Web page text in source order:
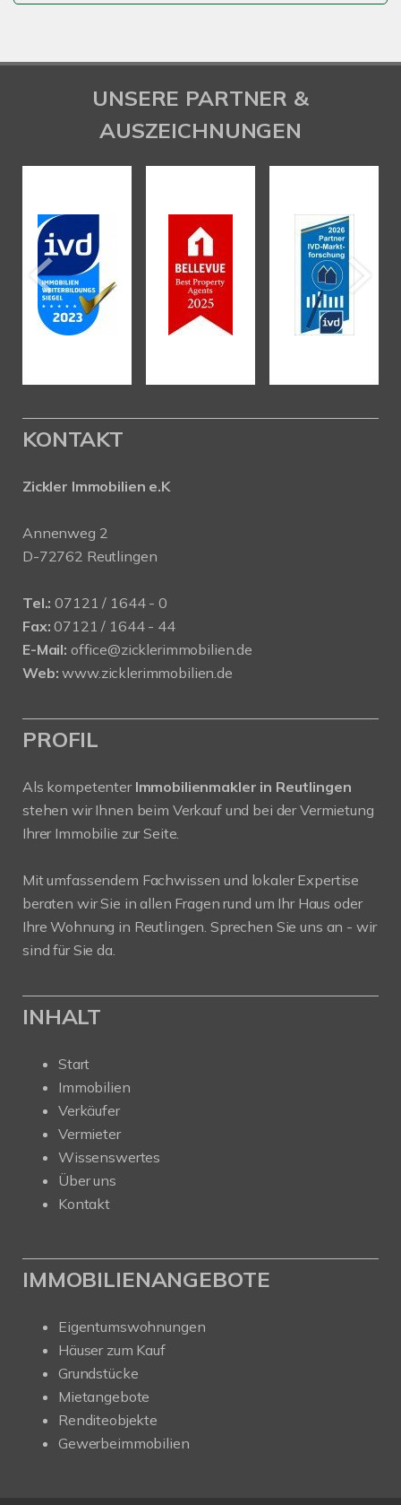
UNSERE PARTNER &
AUSZEICHNUNGEN
KONTAKT
Zickler Immobilien e.K
Annenweg 2
D-72762 Reutlingen
Tel.: 07121 / 1644 - 0
Fax: 07121 / 1644 - 44
E-Mail: office@zicklerimmobilien.de
Web: www.zicklerimmobilien.de
PROFIL
Als kompetenter Immobilienmakler in Reutlingen
stehen wir Ihnen beim Verkauf und bei der Vermietung
Ihrer Immobilie zur Seite.
Mit umfassendem Fachwissen und lokaler Expertise
beraten wir Sie in allen Fragen rund um Ihr Haus oder
Ihre Wohnung in Reutlingen. Sprechen Sie uns an - wir
sind für Sie da.
INHALT
Start
Immobilien
Verkäufer
Vermieter
Wissenswertes
Über uns
Kontakt
IMMOBILIENANGEBOTE
Eigentumswohnungen
Häuser zum Kauf
Grundstücke
Mietangebote
Renditeobjekte
Gewerbeimmobilien